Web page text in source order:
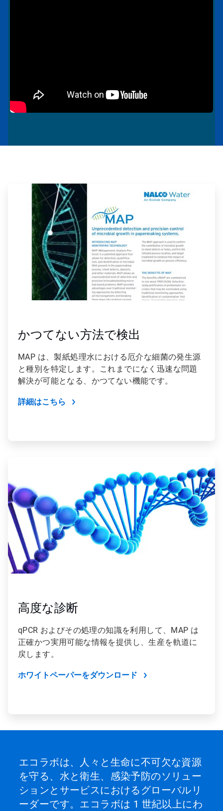
ArticleTile
かつてない方法で検出
MAP は、製紙処理水における厄介な細菌の発生源
と種別を特定します。これまでになく迅速な問題
解決が可能となる、かつてない機能です。
詳細はこちら
2
高度な診断
qPCR およびその処理の知識を利用して、MAP は
正確かつ実用可能な情報を提供し、生産を軌道に
戻します。
ホワイトペーパーをダウンロード
エコラボは、人々と生命に不可欠な資源
を守る、水と衛生、感染予防のソリュー
ションとサービスにおけるグローバルリ
ーダーです。エコラボは 1 世紀以上にわ